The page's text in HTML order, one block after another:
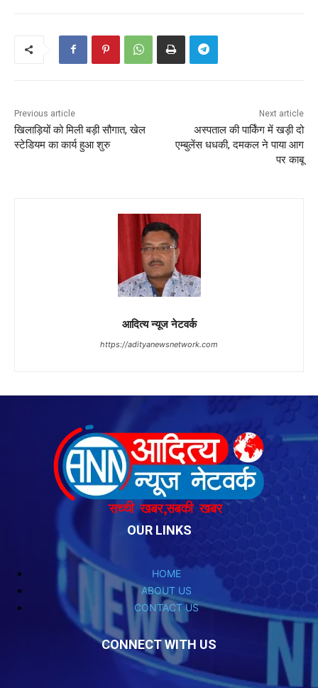
OUR LINKS
HOME
ABOUT US
CONTACT US
CONNECT WITH US